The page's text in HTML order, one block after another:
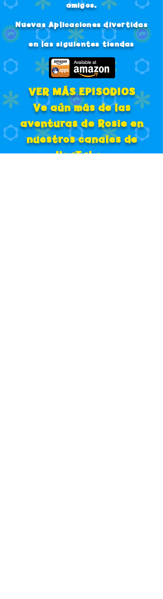
amigos.
Nuevas Aplicaciones divertidas
en las siguientes tiendas
VER MÁS EPISODIOS
Ve aún más de las
aventuras de Rosie en
nuestros canales de
YouTube.